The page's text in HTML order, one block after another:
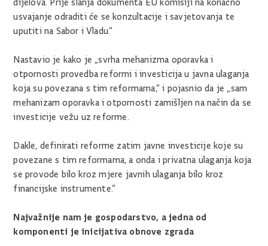
dijelova. Prije slanja dokumenta EU komisiji na konačno
usvajanje odraditi će se konzultacije i savjetovanja te
uputiti na Sabor i Vladu.“
Nastavio je kako je „svrha mehanizma oporavka i
otpornosti provedba reformi i investicija u javna ulaganja
koja su povezana s tim reformama,“ i pojasnio da je „sam
mehanizam oporavka i otpornosti zamišljen na način da se
investicije vežu uz reforme.
Dakle, definirati reforme zatim javne investicije koje su
povezane s tim reformama, a onda i privatna ulaganja koja
se provode bilo kroz mjere javnih ulaganja bilo kroz
financijske instrumente.“
Najvažnije nam je gospodarstvo, a jedna od
komponenti je inicijativa obnove zgrada